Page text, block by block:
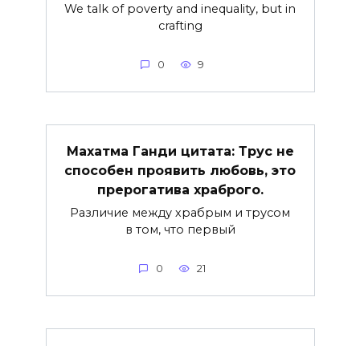
We talk of poverty and inequality, but in
crafting
0 9
Махатма Ганди цитата: Трус не
способен проявить любовь, это
прерогатива храброго.
Различие между храбрым и трусом
в том, что первый
0 21